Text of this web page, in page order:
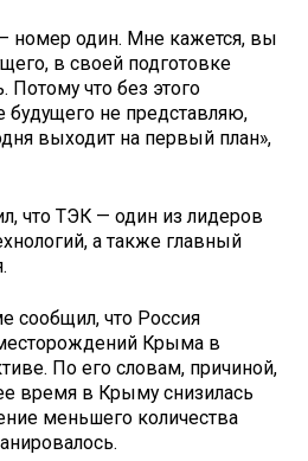
номер один. Мне кажется, вы
в своей подготовке
Потому что без этого
будущего не представляю,
выходит на первый план»,
что ТЭК — один из лидеров
а также главный
сообщил, что Россия
Крыма в
По его словам, причиной,
время в Крыму снизилась
меньшего количества